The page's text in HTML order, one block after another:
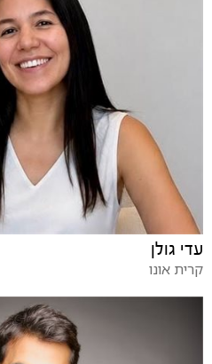
עדי גולן
קרית אונו